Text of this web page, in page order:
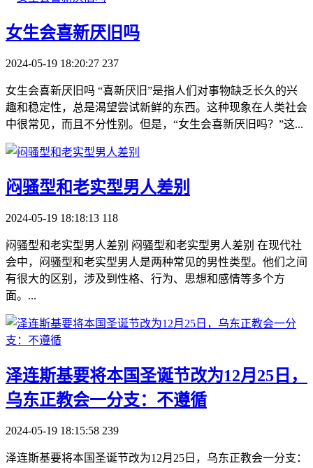
​女生会喜新厌旧吗
2024-05-19 18:20:27 237
女生会喜新厌旧吗 “喜新厌旧”是指人们对事物缺乏长久的兴
趣和稳定性，总是渴望尝试新鲜的东西。这种现象在人类社会
中很常见，而且不分性别。但是，“女生会喜新厌旧吗？”这...
​闷骚型和老实型男人差别
2024-05-19 18:18:13 118
闷骚型和老实型男人差别 闷骚型和老实型男人差别 在现代社
会中，闷骚型和老实型男人是两种常见的男性类型。他们之间
有很大的区别，涉及到性格、行为、思想和感情等多个方
面。...
​泽连斯基要将本国圣诞节改为12月25日，
乌东正教会一分支：不遵循
2024-05-19 18:15:58 239
泽连斯基要将本国圣诞节改为12月25日，乌东正教会一分支：